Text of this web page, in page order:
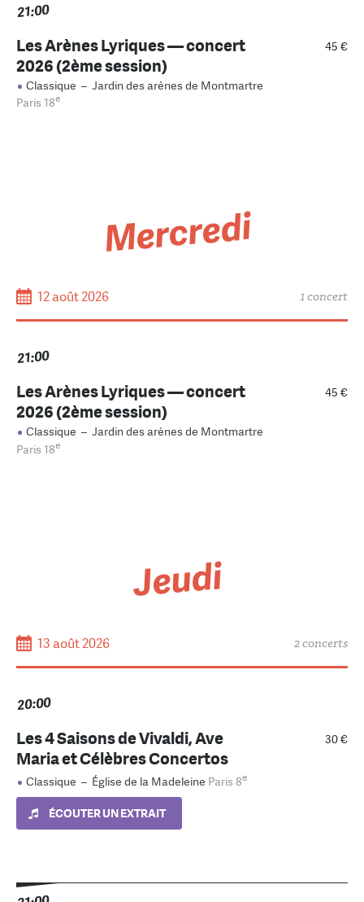
21:00
45 €
Les Arènes Lyriques — concert
2026 (2ème session)
Classique – Jardin des arènes de Montmartre
Paris 18e
Mercredi
12 août 2026 1 concert
21:00
45 €
Les Arènes Lyriques — concert
2026 (2ème session)
Classique – Jardin des arènes de Montmartre
Paris 18e
Jeudi
13 août 2026 2 concerts
20:00
30 €
Les 4 Saisons de Vivaldi, Ave
Maria et Célèbres Concertos
Classique – Église de la Madeleine Paris 8e
ÉCOUTER UN EXTRAIT